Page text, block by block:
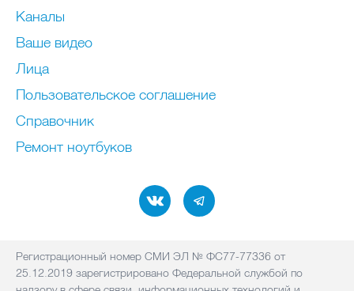
Каналы
Ваше видео
Лица
Пользовательское соглашение
Справочник
Ремонт нoутбуков
Регистрационный номер СМИ ЭЛ № ФС77-77336 от
25.12.2019 зарегистрировано Федеральной службой по